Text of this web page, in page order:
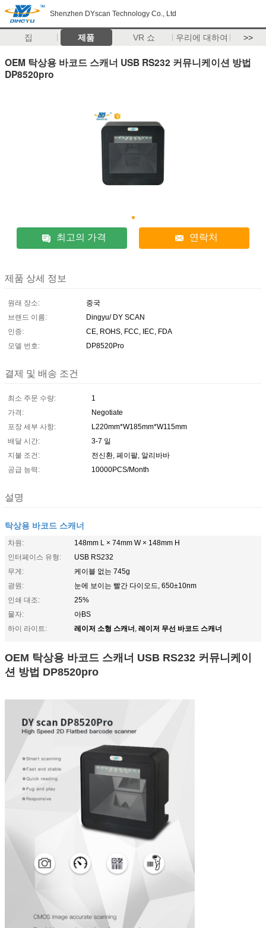
Shenzhen DYscan Technology Co., Ltd
집 제품 VR 쇼 우리에 대하여 >>
OEM 탁상용 바코드 스캐너 USB RS232 커뮤니케이션 방법
DP8520pro
최고의 가격 연락처
제품 상세 정보
원래 장소:
중국
브랜드 이름:
Dingyu/ DY SCAN
인증:
CE, ROHS, FCC, IEC, FDA
모델 번호:
DP8520Pro
결제 및 배송 조건
최소 주문 수량:
1
가격:
Negotiate
포장 세부 사항:
L220mm*W185mm*W115mm
배달 시간:
3-7 일
지불 조건:
전신환, 페이팔, 알리바바
공급 능력:
10000PCS/Month
설명
탁상용 바코드 스캐너
차원:
148mm L × 74mm W × 148mm H
인터페이스 유형:
USB RS232
무게:
케이블 없는 745g
광원:
눈에 보이는 빨간 다이오드, 650±10nm
인쇄 대조:
25%
물자:
아BS
하이 라이트:
레이저 소형 스캐너, 레이저 무선 바코드 스캐너
OEM 탁상용 바코드 스캐너 USB RS232 커뮤니케이
션 방법 DP8520pro